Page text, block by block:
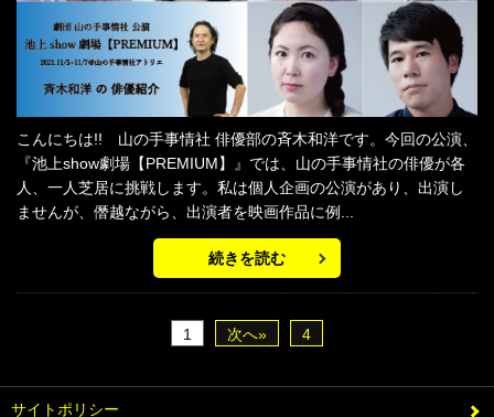
こんにちは!! 山の手事情社 俳優部の斉木和洋です。今回の公演、
『池上show劇場【PREMIUM】』では、山の手事情社の俳優が各
人、一人芝居に挑戦します。私は個人企画の公演があり、出演し
ませんが、僭越ながら、出演者を映画作品に例...
続きを読む
1 次へ» 4
サイトポリシー